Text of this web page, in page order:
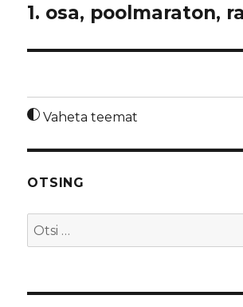
1. osa, poolmaraton,
Vaheta teemat
OTSING
Otsi: